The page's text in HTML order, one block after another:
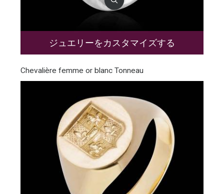
ジュエリーをカスタマイズする
Chevalière femme or blanc Tonneau